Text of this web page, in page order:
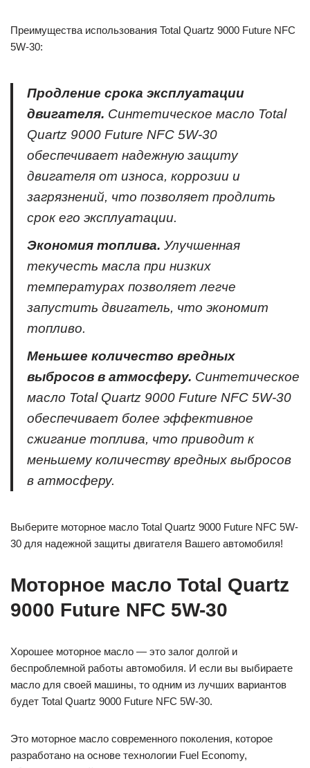
Преимущества использования Total Quartz 9000 Future NFC
5W-30:
Продление срока эксплуатации
двигателя. Синтетическое масло Total
Quartz 9000 Future NFC 5W-30
обеспечивает надежную защиту
двигателя от износа, коррозии и
загрязнений, что позволяет продлить
срок его эксплуатации.
Экономия топлива. Улучшенная
текучесть масла при низких
температурах позволяет легче
запустить двигатель, что экономит
топливо.
Меньшее количество вредных
выбросов в атмосферу. Синтетическое
масло Total Quartz 9000 Future NFC 5W-30
обеспечивает более эффективное
сжигание топлива, что приводит к
меньшему количеству вредных выбросов
в атмосферу.
Выберите моторное масло Total Quartz 9000 Future NFC 5W-
30 для надежной защиты двигателя Вашего автомобиля!
Моторное масло Total Quartz
9000 Future NFC 5W-30
Хорошее моторное масло — это залог долгой и
беспроблемной работы автомобиля. И если вы выбираете
масло для своей машины, то одним из лучших вариантов
будет Total Quartz 9000 Future NFC 5W-30.
Это моторное масло современного поколения, которое
разработано на основе технологии Fuel Economy,